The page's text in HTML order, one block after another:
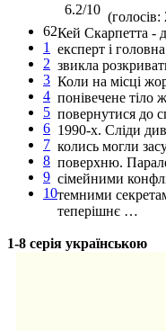
62
1
2
3
4
5
6
7
8
9
10
6.2/10 (голосів:
Кей Скарпетта -
експерт і
звикла
Коли на місці
понівечене тіло
повернутися до
1990-х. Сліди
колись могли
поверхню.
сімейними
темними
теперішнє …
1-8 серія українською